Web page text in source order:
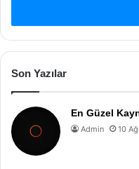
Son Yazılar
En Güzel
Admin 10